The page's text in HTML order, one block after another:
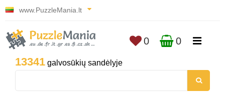
www.PuzzleMania.lt
13341 galvosūkių sandėlyje
0 0